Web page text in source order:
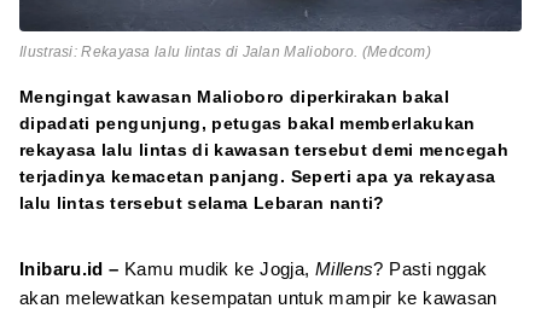
Ilustrasi: Rekayasa lalu lintas di Jalan Malioboro. (Medcom)
Mengingat kawasan Malioboro diperkirakan bakal
dipadati pengunjung, petugas bakal memberlakukan
rekayasa lalu lintas di kawasan tersebut demi mencegah
terjadinya kemacetan panjang. Seperti apa ya rekayasa
lalu lintas tersebut selama Lebaran nanti?
Inibaru.id – Kamu mudik ke Jogja, Millens? Pasti nggak
akan melewatkan kesempatan untuk mampir ke kawasan